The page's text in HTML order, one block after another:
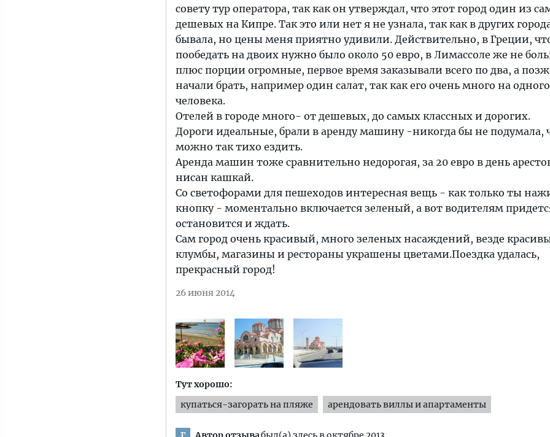
совету тур оператора, так как он утверждал, что этот город один из
дешевых на Кипре. Так это или нет я не узнала, так как в других
бывала, но цены меня приятно удивили. Действительно, в Греции,
пообедать на двоих нужно было около 50 евро, в Лимассоле же не
плюс порции огромные, первое время заказывали всего по два, а
начали брать, например один салат, так как его очень много на одного
человека.
Отелей в городе много- от дешевых, до самых классных и дорогих.
Дороги идеальные, брали в аренду машину -никогда бы не подумала,
можно так тихо ездить.
Аренда машин тоже сравнительно недорогая, за 20 евро в день
нисан кашкай.
Со светофорами для пешеходов интересная вещь - как только ты
кнопку - моментально включается зеленый, а вот водителям
остановится и ждать.
Сам город очень красивый, много зеленых насаждений, везде
клумбы, магазины и рестораны украшены цветами.Поездка удалась,
прекрасный город!
26 июня 2014
Тут хорошо:
купаться-загорать на пляже
арендовать виллы и апартаменты